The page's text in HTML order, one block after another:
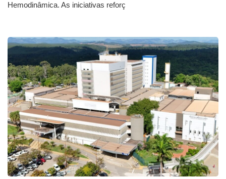
Hemodinâmica. As iniciativas reforç